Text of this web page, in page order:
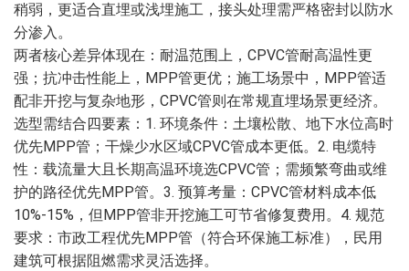
稍弱，更适合直埋或浅埋施工，接头处理需严格密封以防水
分渗入。
两者核心差异体现在：耐温范围上，CPVC管耐高温性更
强；抗冲击性能上，MPP管更优；施工场景中，MPP管适
配非开挖与复杂地形，CPVC管则在常规直埋场景更经济。
选型需结合四要素：1. 环境条件：土壤松散、地下水位高时
优先MPP管；干燥少水区域CPVC管成本更低。2. 电缆特
性：载流量大且长期高温环境选CPVC管；需频繁弯曲或维
护的路径优先MPP管。3. 预算考量：CPVC管材料成本低
10%-15%，但MPP管非开挖施工可节省修复费用。4. 规范
要求：市政工程优先MPP管（符合环保施工标准），民用
建筑可根据阻燃需求灵活选择。